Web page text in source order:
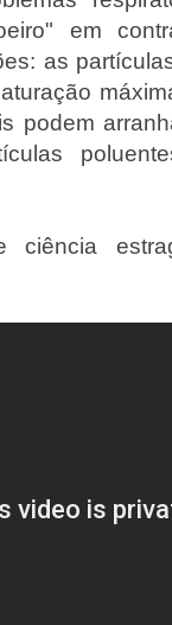
em
as
podem
ciência